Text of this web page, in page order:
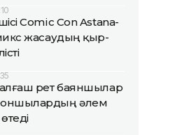
Comic Con Astana-
жасаудың қыр-
алғаш рет баяншылар
әлем